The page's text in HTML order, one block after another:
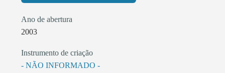
Ano de abertura
2003
Instrumento de criação
- NÃO INFORMADO -